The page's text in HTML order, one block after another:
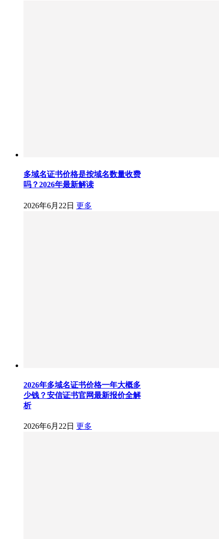
多域名证书价格是按域名数量收费
吗？2026年最新解读
2026年6月22日 更多
2026年多域名证书价格一年大概多
少钱？安信证书官网最新报价全解
析
2026年6月22日 更多